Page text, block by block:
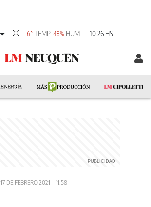
6°TEMP 48% HUM 10:26 HS
17 DE FEBRERO 2021 - 11:58